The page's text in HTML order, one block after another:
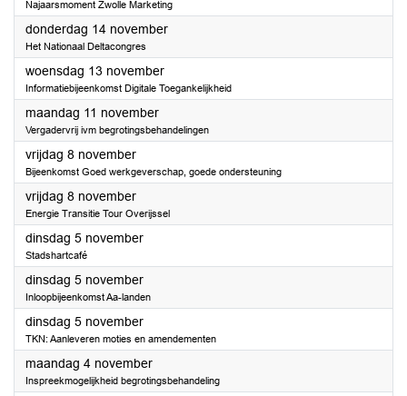
Najaarsmoment Zwolle Marketing
donderdag 14 november2024
Het Nationaal Deltacongres
woensdag 13 november2024
Informatiebijeenkomst Digitale Toegankelijkheid
maandag 11 november2024
Vergadervrij ivm begrotingsbehandelingen
vrijdag 8 november2024
Bijeenkomst Goed werkgeverschap, goede ondersteuning
vrijdag 8 november2024
Energie Transitie Tour Overijssel
dinsdag 5 november2024
Stadshartcafé
dinsdag 5 november2024
Inloopbijeenkomst Aa-landen
dinsdag 5 november2024
TKN: Aanleveren moties en amendementen
maandag 4 november2024
Inspreekmogelijkheid begrotingsbehandeling